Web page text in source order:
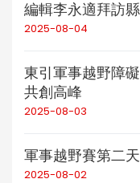
編輯李永適拜訪
2025-08-04
東引軍事越野障
共創高峰
2025-08-03
軍事越野賽第二
2025-08-02